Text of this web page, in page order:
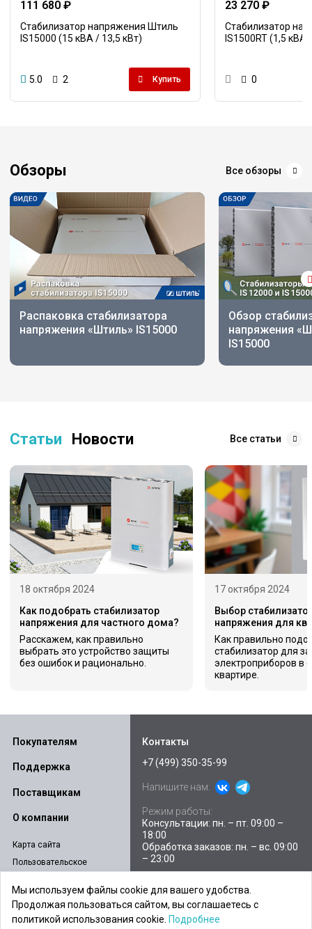
111 680 ₽
Стабилизатор напряжения Штиль
IS15000 (15 кВА / 13,5 кВт)
5.0 2 Купить
23 270 ₽
Стабилизатор
IS1500RT (1,5 кВА
0
Обзоры Все обзоры
Распаковка стабилизатора
напряжения «Штиль» IS15000
Обзор
напряжения
IS15000
Статьи Новости Все статьи
18 октября 2024
Как подобрать стабилизатор
напряжения для частного дома?
Расскажем, как правильно
выбрать это устройство защиты
без ошибок и рационально.
17 октября 2024
Выбор
напряжения для
Как правильно
стабилизатор для
электроприборов в
квартире.
Покупателям
Поддержка
Поставщикам
О компании
Карта сайта
Пользовательское
соглашение
Политика
конфиденциальности
Согласие на обработку
Контакты
+7 (499) 350-35-99
Напишите нам:
Режим работы:
Консультации: пн. – пт. 09:00 –
18:00
Обработка заказов: пн. – вс. 09:00
– 23:00
E-mail: sales@ibpstore.ru
Мы используем файлы cookie для вашего удобства.
Продолжая пользоваться сайтом, вы соглашаетесь с
политикой использования cookie. Подробнее